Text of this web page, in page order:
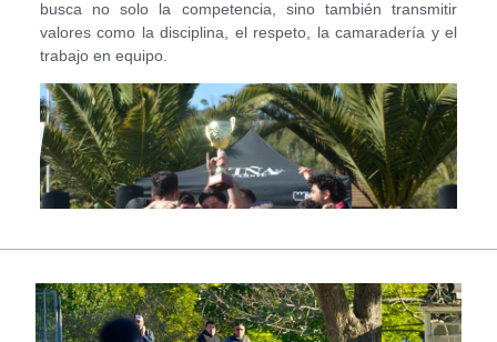
busca no solo la competencia, sino también transmitir
valores como la disciplina, el respeto, la camaradería y el
trabajo en equipo.